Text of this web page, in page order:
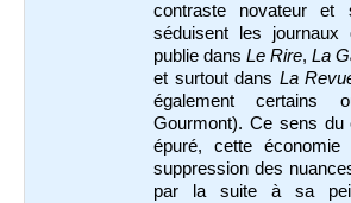
contraste novateur et
séduisent les journaux
publie dans Le Rire, La
et surtout dans La
également certains
Gourmont). Ce sens du
épuré, cette économie
suppression des
par la suite à sa